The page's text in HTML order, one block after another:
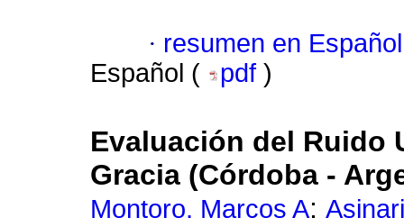
· resumen en Español
Español (
pdf )
Evaluación del Ruido
Gracia (Córdoba -
Montoro, Marcos A;